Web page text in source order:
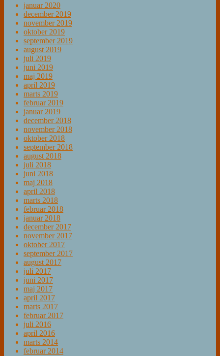
januar 2020
december 2019
november 2019
oktober 2019
september 2019
august 2019
juli 2019
juni 2019
maj 2019
april 2019
marts 2019
februar 2019
januar 2019
december 2018
november 2018
oktober 2018
september 2018
august 2018
juli 2018
juni 2018
maj 2018
april 2018
marts 2018
februar 2018
januar 2018
december 2017
november 2017
oktober 2017
september 2017
august 2017
juli 2017
juni 2017
maj 2017
april 2017
marts 2017
februar 2017
juli 2016
april 2016
marts 2014
februar 2014